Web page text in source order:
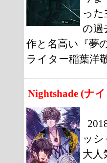
った
の過
作と名高い『夢
ライター稲葉洋
Nightshade (ナ
ッシ
大人